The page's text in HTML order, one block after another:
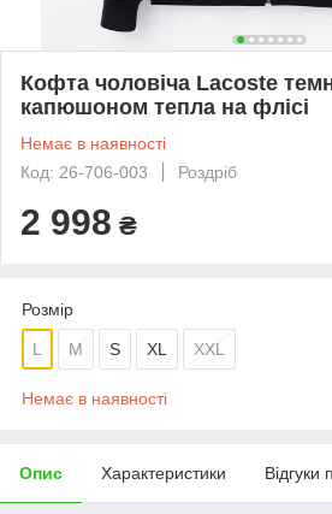
Кофта чоловіча Lacoste
капюшоном тепла на флісі
Немає в наявності
Код: 26-706-003
Роздріб
2 998 ₴
Розмір
L M S XL XXL
Немає в наявності
Опис Характеристики Відгуки